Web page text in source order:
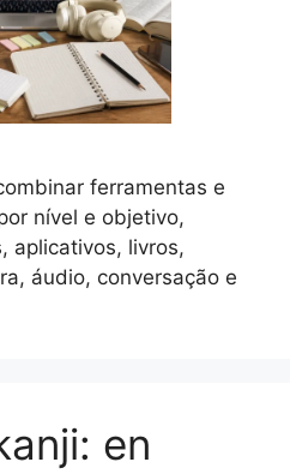
ferramentas e
nível e objetivo,
aplicativos, livros,
áudio, conversação e
en